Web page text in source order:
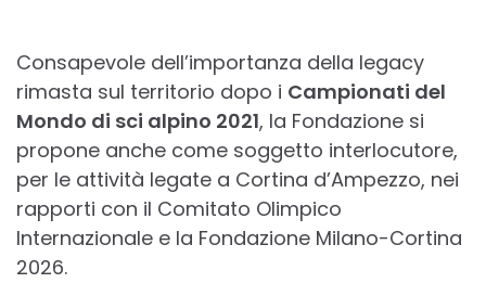
Consapevole dell’importanza della legacy
rimasta sul territorio dopo i Campionati del
Mondo di sci alpino 2021, la Fondazione si
propone anche come soggetto interlocutore,
per le attività legate a Cortina d’Ampezzo, nei
rapporti con il Comitato Olimpico
Internazionale e la Fondazione Milano-Cortina
2026.